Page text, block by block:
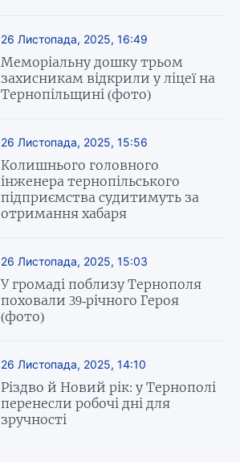
26 Листопада, 2025, 16:49
Меморіальну дошку трьом
захисникам відкрили у ліцеї на
Тернопільщині (фото)
26 Листопада, 2025, 15:56
Колишнього головного
інженера тернопільського
підприємства судитимуть за
отримання хабаря
26 Листопада, 2025, 15:03
У громаді поблизу Тернополя
поховали 39-річного Героя
(фото)
26 Листопада, 2025, 14:10
Різдво й Новий рік: у Тернополі
перенесли робочі дні для
зручності